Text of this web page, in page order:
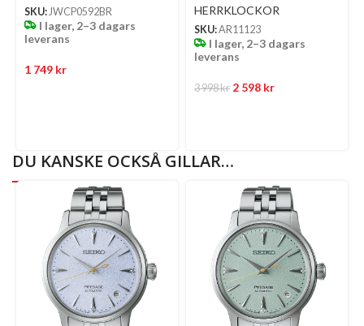
SKU:JWCP0592BR
I lager, 2–3 dagars
leverans
1 749 kr
HERRKLOCKOR
SKU:AR11123
I lager, 2–3 dagars
leverans
3 998kr 2 598 kr
DU KANSKE OCKSÅ GILLAR…